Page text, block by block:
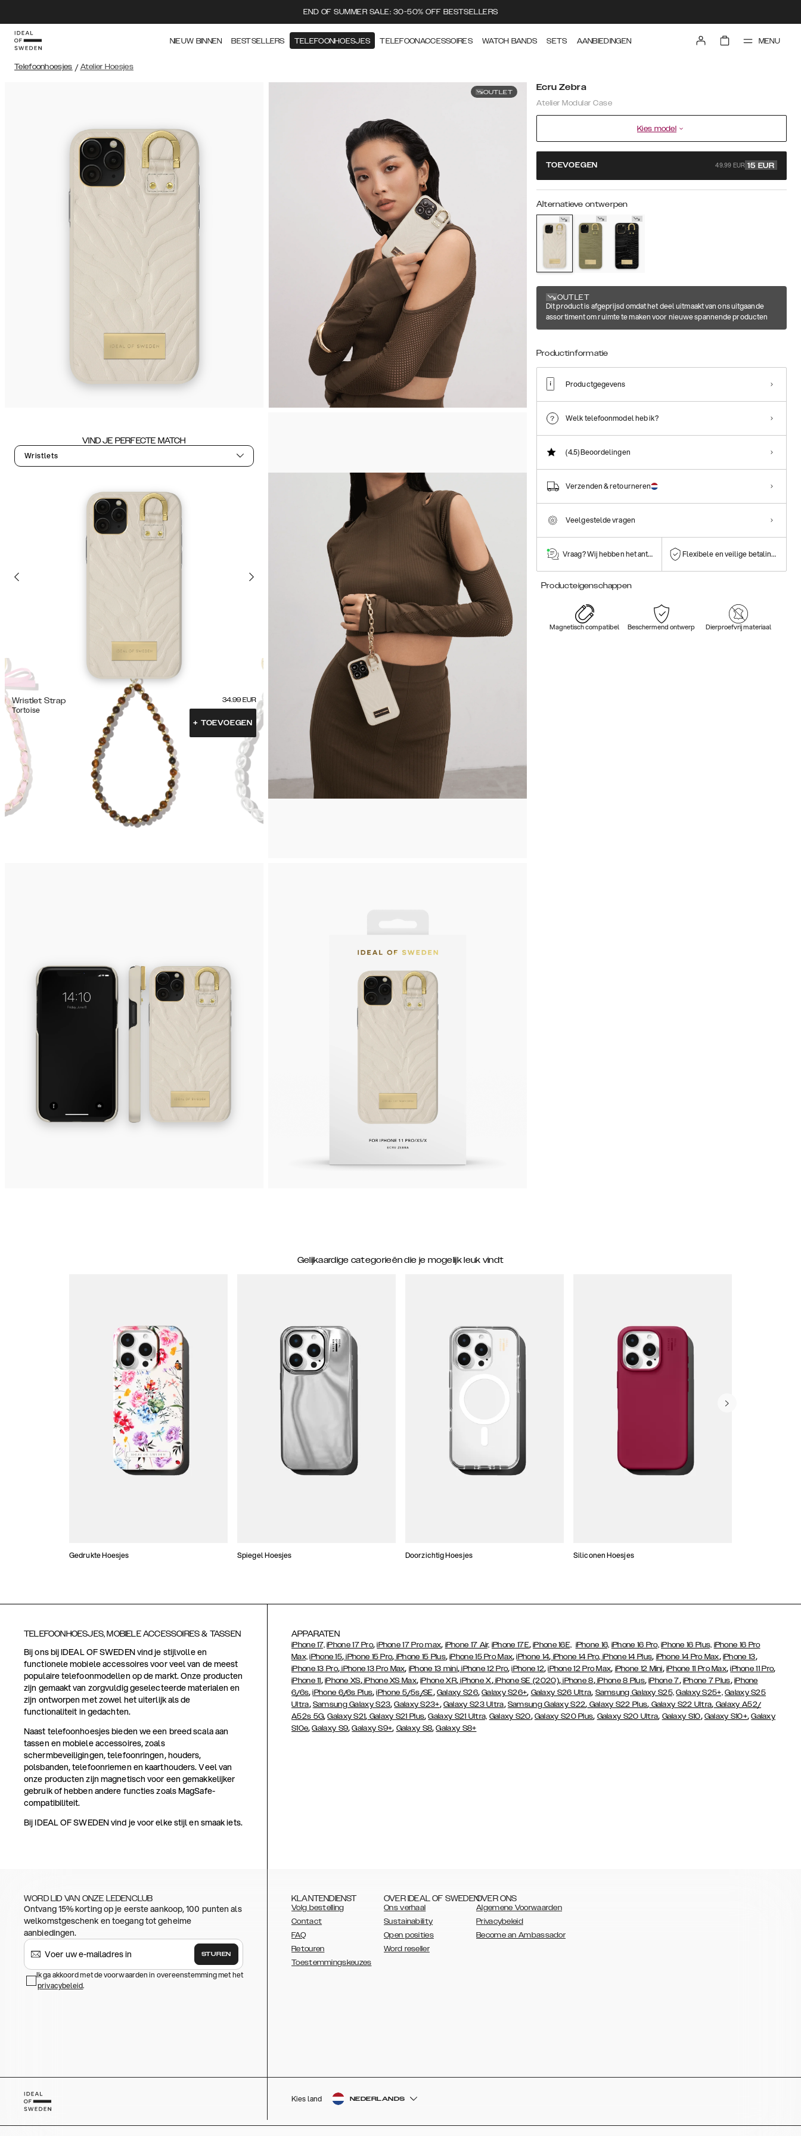
END OF SUMMER SALE: 30-50% OFF BESTSELLERS
NIEUW BINNEN BESTSELLERS TELEFOONHOESJES TELEFOONACCESSOIRES WATCH BANDS SETS AANBIEDINGEN MENU
Telefoonhoesjes / Atelier Hoesjes
OUTLET
VIND JE PERFECTE MATCH
Wristlets
Wristlet Strap
Tortoise
34.99 EUR
+ TOEVOEGEN
Ecru Zebra
Atelier Modular Case
Kies model
TOEVOEGEN 49.99 EUR 15 EUR
Alternatieve ontwerpen
OUTLET
Dit product is afgeprijsd omdat het deel uitmaakt van ons uitgaande
assortiment om ruimte te maken voor nieuwe spannende producten
Productinformatie
Productgegevens
Welk telefoonmodel heb ik?
(4.5)Beoordelingen
Verzenden & retourneren
Veelgestelde vragen
Vraag? Wij hebben het antwoord! Flexibele en veilige betalingen
Producteigenschappen
Magnetisch compatibel Beschermend ontwerp Dierproefvrij materiaal
Gelijkaardige categorieën die je mogelijk leuk vindt
Gedrukte Hoesjes Spiegel Hoesjes Doorzichtig Hoesjes Siliconen Hoesjes
TELEFOONHOESJES, MOBIELE ACCESSOIRES & TASSEN
Bij ons bij IDEAL OF SWEDEN vind je stijlvolle en
functionele mobiele accessoires voor veel van de meest
populaire telefoonmodellen op de markt. Onze producten
zijn gemaakt van zorgvuldig geselecteerde materialen en
zijn ontworpen met zowel het uiterlijk als de
functionaliteit in gedachten.
Naast telefoonhoesjes bieden we een breed scala aan
tassen en mobiele accessoires, zoals
schermbeveiligingen, telefoonringen, houders,
polsbanden, telefoonriemen en kaarthouders. Veel van
onze producten zijn magnetisch voor een gemakkelijker
gebruik of hebben andere functies zoals MagSafe-
compatibiliteit.
Bij IDEAL OF SWEDEN vind je voor elke stijl en smaak iets.
APPARATEN
iPhone 17, iPhone 17 Pro,iPhone 17 Pro max, iPhone 17 Air, iPhone 17E,iPhone 16E, iPhone 16, iPhone 16 Pro, iPhone 16 Plus, iPhone 16 Pro
Max, iPhone 15, iPhone 15 Pro, iPhone 15 Plus,iPhone 15 Pro Max,iPhone 14, iPhone 14 Pro, iPhone 14 Plus, iPhone 14 Pro Max, iPhone 13,
iPhone 13 Pro, iPhone 13 Pro Max, iPhone 13 mini,iPhone 12 Pro,iPhone 12,iPhone 12 Pro Max, iPhone 12 Mini, iPhone 11 Pro Max,iPhone 11 Pro,
iPhone 11, iPhone XS,iPhone XS Max,iPhone XR,iPhone X,iPhone SE (2020),iPhone 8,iPhone 8 Plus,iPhone 7, iPhone 7 Plus, iPhone
6/6s,iPhone 6/6s Plus,iPhone 5/5s/SE, Galaxy S26,Galaxy S26+, Galaxy S26 Ultra, Samsung Galaxy S25, Galaxy S25+, Galaxy S25
Ultra, Samsung Galaxy S23,Galaxy S23+, Galaxy S23 Ultra, Samsung Galaxy S22, Galaxy S22 Plus, Galaxy S22 Ultra, Galaxy A52/
A52s 5G,Galaxy S21, Galaxy S21 Plus,Galaxy S21 Ultra, Galaxy S20, Galaxy S20 Plus, Galaxy S20 Ultra, Galaxy S10, Galaxy S10+,Galaxy
S10e,Galaxy S9,Galaxy S9+, Galaxy S8,Galaxy S8+
WORD LID VAN ONZE LEDENCLUB
Ontvang 15% korting op je eerste aankoop, 100 punten als
welkomstgeschenk en toegang tot geheime
aanbiedingen.
STUREN
Ik ga akkoord met de voorwaarden in overeenstemming met het
privacybeleid.
KLANTENDIENST
Volg bestelling
Contact
FAQ
Retouren
Toestemmingskeuzes
OVER IDEAL OF SWEDEN
Ons verhaal
Sustainability
Open posities
Word reseller
OVER ONS
Algemene Voorwaarden
Privacybeleid
Become an Ambassador
Kies land NEDERLANDS
AUSTRALIA
ESPAÑOL